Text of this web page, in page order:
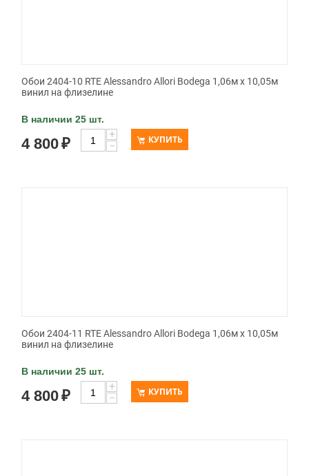
Обои 2404-10 RTE Alessandro Allori Bodega 1,06м х 10,05м
винил на флизелине
В наличии 25 шт.
4 800₽
+
−
КУПИТЬ
Обои 2404-11 RTE Alessandro Allori Bodega 1,06м х 10,05м
винил на флизелине
В наличии 25 шт.
4 800₽
+
−
КУПИТЬ